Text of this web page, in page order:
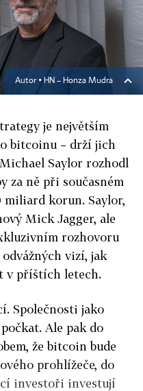
Autor ▪ HN – Honza Mudra
je největším
bitcoinu – drží jich
Saylor rozhodl
za ně při současném
miliard korun. Saylor,
Mick Jagger, ale
rozhovoru
vizí, jak
v příštích letech.
Společnosti jako
Ale pak do
že bitcoin bude
prohlížeče, do
investoři investují